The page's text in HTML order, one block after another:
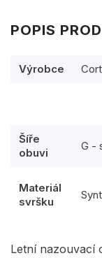
POPIS
Výrobce
Šíře
obuvi
G -
Materiál
svršku
Letní nazouvací